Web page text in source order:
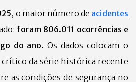
, o maior número de acidentes
foram 806.011 ocorrências e
do ano.Os dados colocam o
da série histórica recente
as condições de segurança no